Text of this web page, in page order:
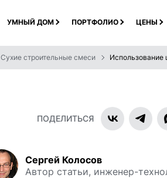
УМНЫЙ ДОМ ПОРТФОЛИО ЦЕНЫ
Сухие строительные смеси Использование
ПОДЕЛИТЬСЯ
Сергей Колосов
Автор статьи, инженер-